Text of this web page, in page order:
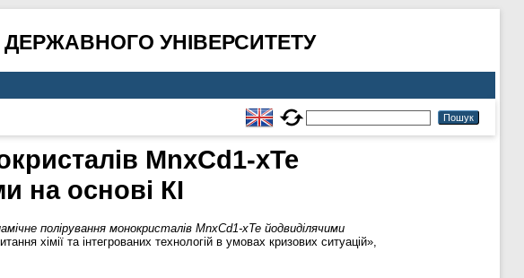
УНІВЕРСИТЕТУ
MnxCd1-xTe
на основі КІ
полірування монокристалів MnxCd1-xTe йодвиділячими
хімії та інтегрованих технологій в умовах кризових ситуацій»,